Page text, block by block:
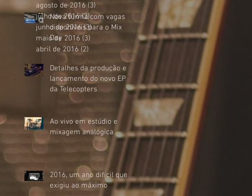
Nova turma com vagas
disponíveis para o Mix
Day
Detalhes da produção e
lançamento do novo EP
da Telecopters
Ao vivo em estúdio e
mixagem analógica
2016, um ano difícil que
exigiu ao máximo
agosto de 2016 (3)
julho de 2016 (2)2 posts
junho de 2016 (3)3 posts
maio de 2016 (3)
abril de 2016 (2)